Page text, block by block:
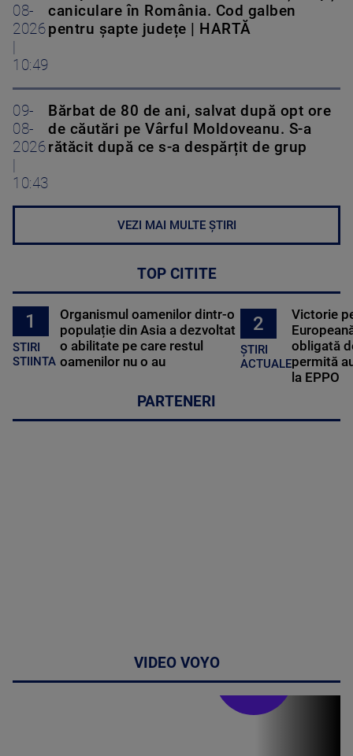
08-
2026
10:49
caniculare în România. Cod galben
pentru șapte județe | HARTĂ
09-
08-
2026
10:43
Bărbat de 80 de ani, salvat după opt ore
de căutări pe Vârful Moldoveanu. S-a
rătăcit după ce s-a despărțit de grup
VEZI MAI MULTE ȘTIRI
TOP CITITE
1
STIRI
STIINTA
Organismul oamenilor dintr-o
populație din Asia a dezvoltat
o abilitate pe care restul
oamenilor nu o au
2
ȘTIRI
ACTUALE
Victorie
obligată
permită
la EPPO
PARTENERI
VIDEO VOYO